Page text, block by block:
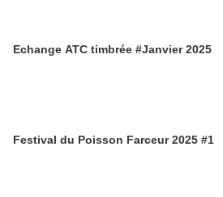
Echange ATC timbrée #Janvier 2025
Festival du Poisson Farceur 2025 #1